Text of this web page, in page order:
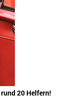
20 Helfern!